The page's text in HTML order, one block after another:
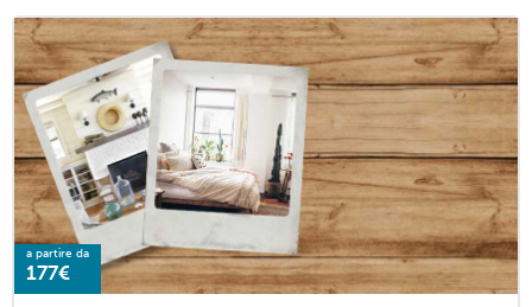
a partire da
177€